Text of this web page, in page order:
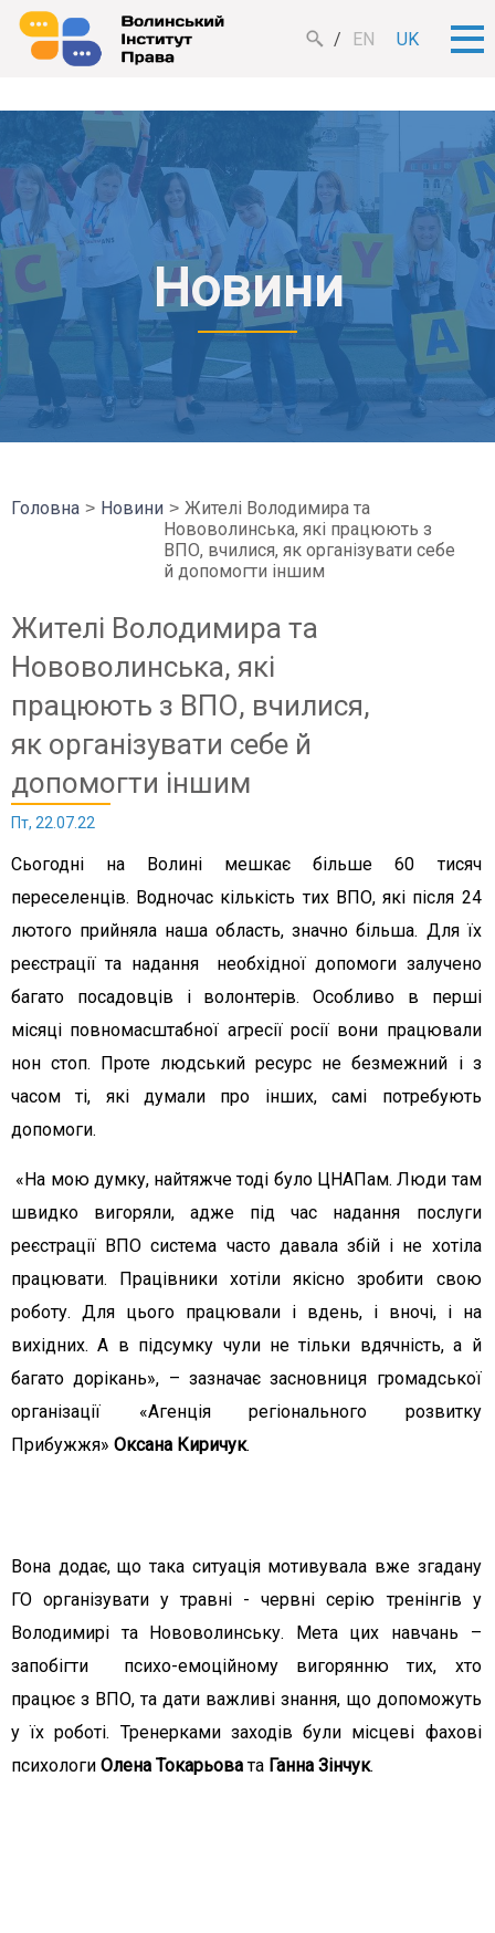
EN UK
Новини
Головна Новини
Жителі Володимира та
Нововолинська, які працюють з
ВПО, вчилися, як організувати себе
й допомогти іншим
Жителі Володимира та
Нововолинська, які
працюють з ВПО, вчилися,
як організувати себе й
допомогти іншим
Пт, 22.07.22
Сьогодні на Волині мешкає більше 60 тисяч
переселенців. Водночас кількість тих ВПО, які після 24
лютого прийняла наша область, значно більша. Для їх
реєстрації та надання необхідної допомоги залучено
багато посадовців і волонтерів. Особливо в перші
місяці повномасштабної агресії росії вони працювали
нон стоп. Проте людський ресурс не безмежний і з
часом ті, які думали про інших, самі потребують
допомоги.
«На мою думку, найтяжче тоді було ЦНАПам. Люди там
швидко вигоряли, адже під час надання послуги
реєстрації ВПО система часто давала збій і не хотіла
працювати. Працівники хотіли якісно зробити свою
роботу. Для цього працювали і вдень, і вночі, і на
вихідних. А в підсумку чули не тільки вдячність, а й
багато дорікань», – зазначає засновниця громадської
організації «Агенція регіонального розвитку
Прибужжя» Оксана Киричук.
Вона додає, що така ситуація мотивувала вже згадану
ГО організувати у травні - червні серію тренінгів у
Володимирі та Нововолинську. Мета цих навчань –
запобігти психо-емоційному вигорянню тих, хто
працює з ВПО, та дати важливі знання, що допоможуть
у їх роботі. Тренерками заходів були місцеві фахові
психологи Олена Токарьовата Ганна Зінчук.